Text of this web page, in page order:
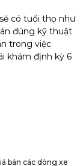
có tuổi thọ như
đúng kỹ thuật
trong việc
khám định kỳ 6